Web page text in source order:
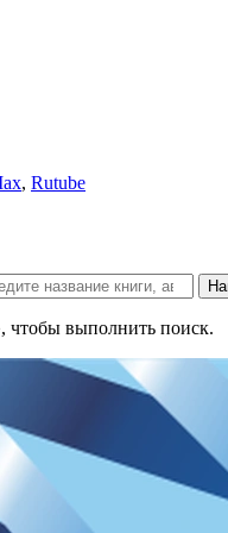
, Rutube
выполнить поиск.